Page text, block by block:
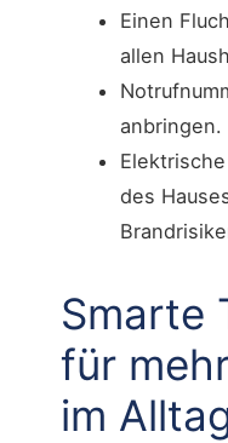
Einen
allen
anbringen.
des
Smarte
für
im